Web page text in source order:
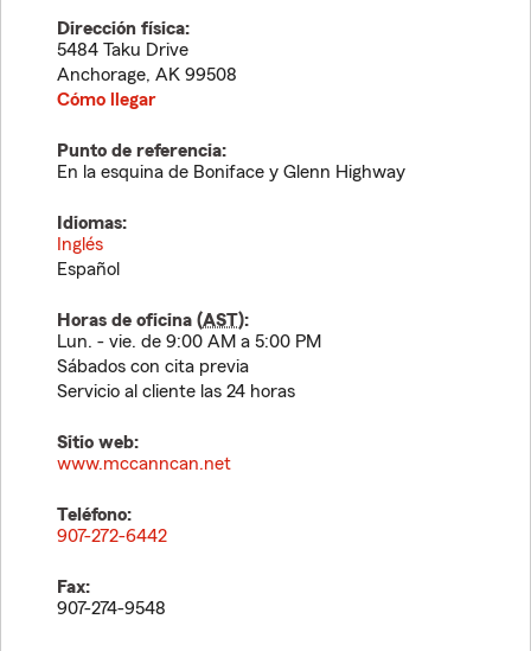
Dirección física:
5484 Taku Drive
Anchorage, AK 99508
Cómo llegar
Punto de referencia:
En la esquina de Boniface y Glenn Highway
Idiomas:
Inglés
Español
Horas de oficina (AST):
Lun. - vie. de 9:00 AM a 5:00 PM
Sábados con cita previa
Servicio al cliente las 24 horas
Sitio web:
www.mccanncan.net
Teléfono:
907-272-6442
Fax:
907-274-9548